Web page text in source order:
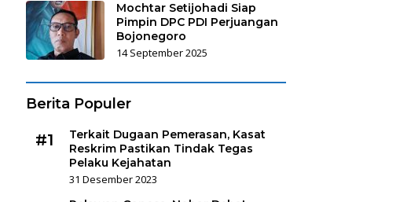
Mochtar Setijohadi Siap
Pimpin DPC PDI Perjuangan
Bojonegoro
14 September 2025
Berita Populer
#1
Terkait Dugaan Pemerasan, Kasat
Reskrim Pastikan Tindak Tegas
Pelaku Kejahatan
31 Desember 2023